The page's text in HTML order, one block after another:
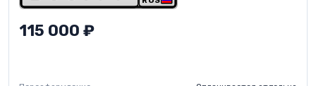
115 000 ₽